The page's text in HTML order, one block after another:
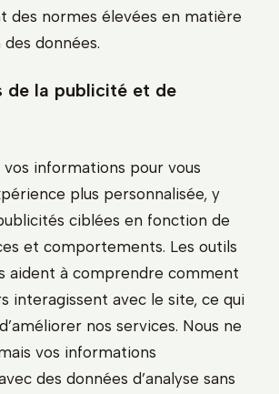
des normes élevées en matière
données.
de la publicité et de
vos informations pour vous
plus personnalisée, y
ciblées en fonction de
et comportements. Les outils
aident à comprendre comment
interagissent avec le site, ce qui
nos services. Nous ne
vos informations
des données d’analyse sans